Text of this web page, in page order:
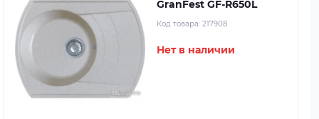
GranFest GF-R650L
Код товара: 217908
Нет в наличии